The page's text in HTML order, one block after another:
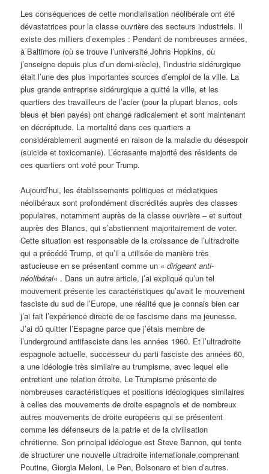
Les conséquences de cette mondialisation néolibérale ont été
dévastatrices pour la classe ouvrière des secteurs industriels. Il
existe des milliers d’exemples : Pendant de nombreuses années,
à Baltimore (où se trouve l’université Johns Hopkins, où
j’enseigne depuis plus d’un demi-siècle), l’industrie sidérurgique
était l’une des plus importantes sources d’emploi de la ville. La
plus grande entreprise sidérurgique a quitté la ville, et les
quartiers des travailleurs de l’acier (pour la plupart blancs, cols
bleus et bien payés) ont changé radicalement et sont maintenant
en décrépitude. La mortalité dans ces quartiers a
considérablement augmenté en raison de la maladie du désespoir
(suicide et toxicomanie). L’écrasante majorité des résidents de
ces quartiers ont voté pour Trump.
Aujourd’hui, les établissements politiques et médiatiques
néolibéraux sont profondément discrédités auprès des classes
populaires, notamment auprès de la classe ouvrière – et surtout
auprès des Blancs, qui s’abstiennent majoritairement de voter.
Cette situation est responsable de la croissance de l’ultradroite
qui a précédé Trump, et qu’il a utilisée de manière très
astucieuse en se présentant comme un «dirigeant anti-
néolibéral« . Dans un autre article, j’ai expliqué qu’un tel
mouvement présente les caractéristiques qu’avait le mouvement
fasciste du sud de l’Europe, une réalité que je connais bien car
j’ai fait l’expérience directe de ce fascisme dans ma jeunesse.
J’ai dû quitter l’Espagne parce que j’étais membre de
l’underground antifasciste dans les années 1960. Et l’ultradroite
espagnole actuelle, successeur du parti fasciste des années 60,
a une idéologie très similaire au trumpisme, avec lequel elle
entretient une relation étroite. Le Trumpisme présente de
nombreuses caractéristiques et positions idéologiques similaires
à celles des mouvements de droite espagnols et de nombreux
autres mouvements de droite européens qui se présentent
comme les défenseurs de la patrie et de la civilisation
chrétienne. Son principal idéologue est Steve Bannon, qui tente
de structurer une nouvelle ultradroite internationale comprenant
Poutine, Giorgia Meloni, Le Pen, Bolsonaro et bien d’autres.